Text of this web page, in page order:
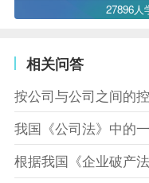
27896人
相关问答
按公司与公司之间的
我国《公司法》中的
根据我国《企业破产